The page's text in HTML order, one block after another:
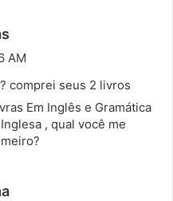
i
e
:
AM
comprei seus 2 livros
Em Inglês e Gramática
, qual você me